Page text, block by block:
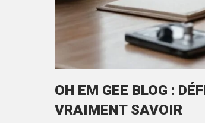
OH EM GEE BLOG :
VRAIMENT SAVOIR